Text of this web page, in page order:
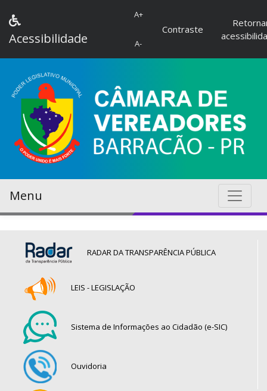
Acessibilidade
A+
A-
Contraste
Menu
RADAR DA TRANSPARÊNCIA PÚBLICA
LEIS - LEGISLAÇÃO
Sistema de Informações ao Cidadão (e-SIC)
Ouvidoria